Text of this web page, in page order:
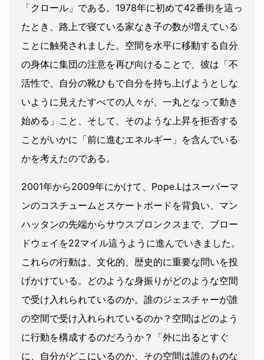
「クロール」である。1978年に初めて42番街を這っ
たとき、路上で寝ている家なき子の数が増えている
ことに触発されました。空間を水平に移動する自分
の身体に集団の注意を再び向けることで、彼は「不
活性で、自分の靴ひもで自分を持ち上げようとしな
いように見えたすべての人々が、一丸となって動き
始める」こと、そして、そのような上昇を拒否する
ことがいかに「前に進むエネルギー」を含んでいる
かを考えたのである。
2001年から2009年にかけて、Pope.Lはスーパーマ
ンのコスチュームとスケートボードを背負い、マン
ハッタンの先端からサウスブロンクスまで、ブロー
ドウェイを22マイル這うように進んでいきました。
これらの行動は、文化的、歴史的に重要な問いを投
げかけている。どのような身振りがどのような空間
で受け入れられているのか。誰のジェスチャーが誰
の空間で受け入れられているのか？空間はどのよう
に行動を構成するのだろうか？「外に出るとすぐ
に、自分がどこにいるのか、その空間は誰のものな